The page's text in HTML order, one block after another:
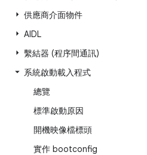
供應商介面物件
AIDL
繫結器 (程序間通訊)
系統啟動載入程式
總覽
標準啟動原因
開機映像檔標頭
實作 bootconfig